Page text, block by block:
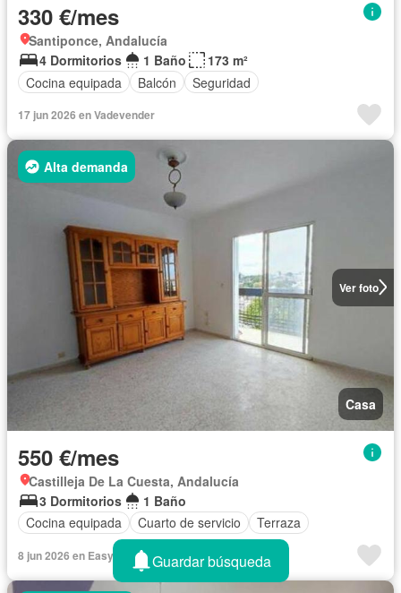
330 €/mes
Santiponce, Andalucía
4 Dormitorios
1 Baño
173 m²
Cocina equipada
Balcón Seguridad
17 jun 2026 en Vadevender
Ver foto
Alta demanda
Casa
550 €/mes
Castilleja De La Cuesta, Andalucía
3 Dormitorios
1 Baño
Cocina equipada
Cuarto de servicio Terraza
8 jun 2026 en Easyavvisi Guardar búsqueda